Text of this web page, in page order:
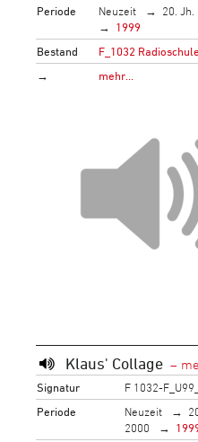
Periode
Neuzeit 20. Jh.
1999
Bestand
F_1032
→
mehr…
Klaus' Collage
Signatur
F 1032-
Periode
Neuzeit
2000